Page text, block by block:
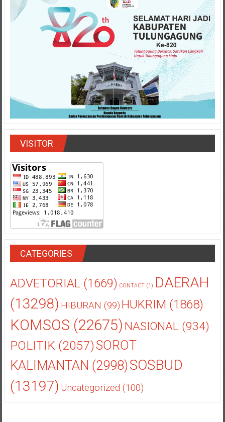
VISITOR
CATEGORIES
ADVETORIAL(1669) CONTACT(1) DAERAH
(13298) HIBURAN (99) HUKRIM (1868)
KOMSOS (22675) NASIONAL(934)
POLITIK(2057)SOROT
KALIMANTAN (2998)SOSBUD
(13197) Uncategorized (100)